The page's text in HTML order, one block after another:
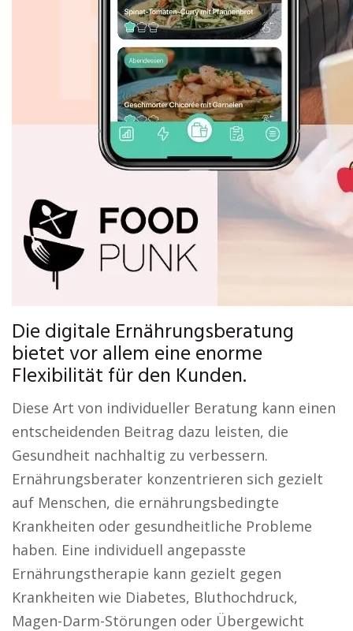
Die digitale Ernährungsberatung
bietet vor allem eine enorme
Flexibilität für den Kunden.
Diese Art von individueller Beratung kann einen
entscheidenden Beitrag dazu leisten, die
Gesundheit nachhaltig zu verbessern.
Ernährungsberater konzentrieren sich gezielt
auf Menschen, die ernährungsbedingte
Krankheiten oder gesundheitliche Probleme
haben. Eine individuell angepasste
Ernährungstherapie kann gezielt gegen
Krankheiten wie Diabetes, Bluthochdruck,
Magen-Darm-Störungen oder Übergewicht